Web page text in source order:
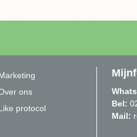
ons
protocol
Bel:
Mail: